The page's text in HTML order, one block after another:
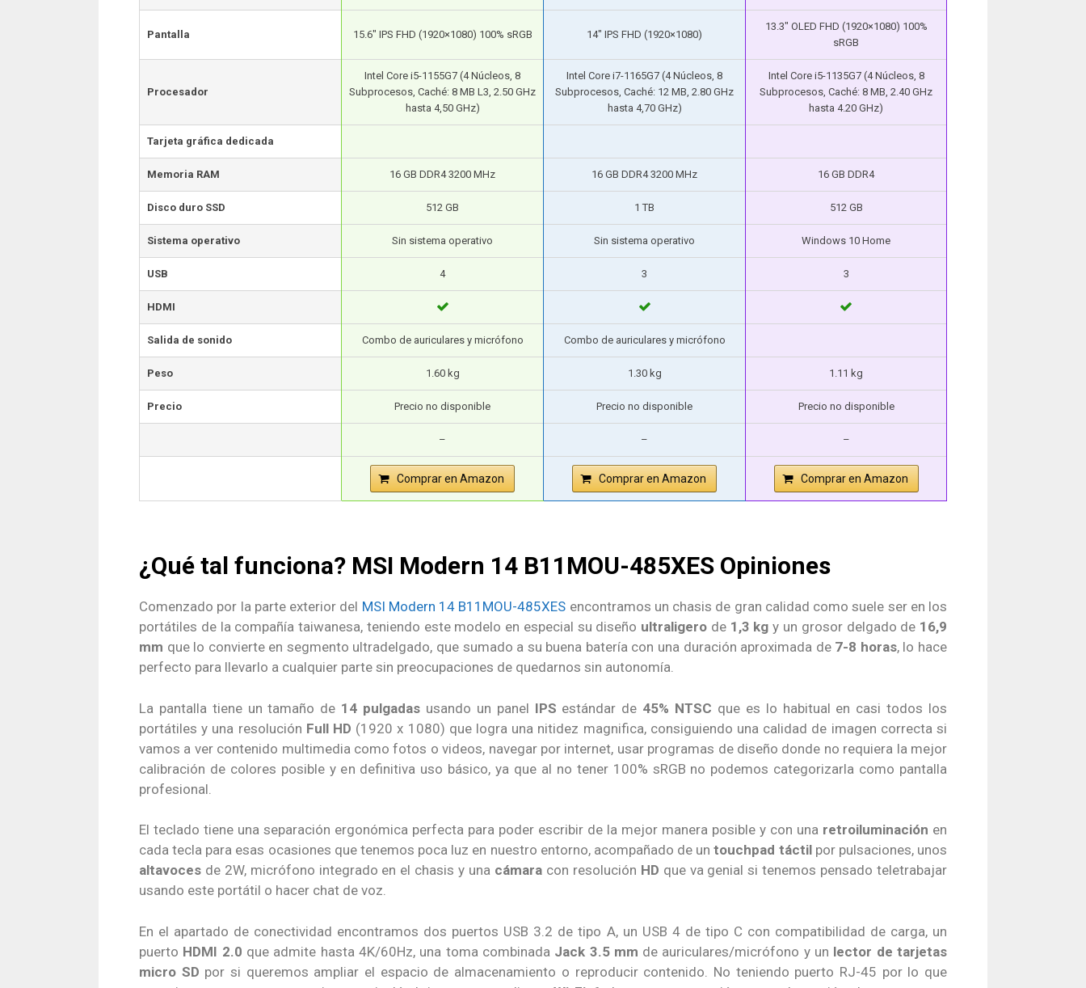
Pantalla 15.6″ IPS FHD (1920×1080) 100% sRGB 14″ IPS FHD (1920×1080)
13.3″ OLED FHD (1920×1080) 100%
sRGB
Procesador
Intel Core i5-1155G7 (4 Núcleos, 8
Subprocesos, Caché: 8 MB L3, 2.50 GHz
hasta 4,50 GHz)
Intel Core i7-1165G7 (4 Núcleos, 8
Subprocesos, Caché: 12 MB, 2.80 GHz
hasta 4,70 GHz)
Intel Core i5-1135G7 (4 Núcleos, 8
Subprocesos, Caché: 8 MB, 2.40 GHz
hasta 4.20 GHz)
Tarjeta gráfica dedicada
Memoria RAM 16 GB DDR4 3200 MHz 16 GB DDR4 3200 MHz 16 GB DDR4
Disco duro SSD 512 GB 1 TB 512 GB
Sistema operativo Sin sistema operativo Sin sistema operativo Windows 10 Home
USB 4 3 3
HDMI
Salida de sonido Combo de auriculares y micrófono Combo de auriculares y micrófono
Peso 1.60 kg 1.30 kg 1.11 kg
Precio Precio no disponible Precio no disponible Precio no disponible
– – –
Comprar en Amazon Comprar en Amazon Comprar en Amazon
¿Qué tal funciona? MSI Modern 14 B11MOU-485XES Opiniones
Comenzado por la parte exterior del MSI Modern 14 B11MOU-485XES encontramos un chasis de gran calidad como suele ser en los
portátiles de la compañía taiwanesa, teniendo este modelo en especial su diseño ultraligero de 1,3 kg y un grosor delgado de 16,9
mm que lo convierte en segmento ultradelgado, que sumado a su buena batería con una duración aproximada de 7-8 horas, lo hace
perfecto para llevarlo a cualquier parte sin preocupaciones de quedarnos sin autonomía.
La pantalla tiene un tamaño de 14 pulgadas usando un panel IPS estándar de 45% NTSC que es lo habitual en casi todos los
portátiles y una resolución Full HD (1920 x 1080) que logra una nitidez magnifica, consiguiendo una calidad de imagen correcta si
vamos a ver contenido multimedia como fotos o videos, navegar por internet, usar programas de diseño donde no requiera la mejor
calibración de colores posible y en definitiva uso básico, ya que al no tener 100% sRGB no podemos categorizarla como pantalla
profesional.
El teclado tiene una separación ergonómica perfecta para poder escribir de la mejor manera posible y con una retroiluminación en
cada tecla para esas ocasiones que tenemos poca luz en nuestro entorno, acompañado de untouchpad táctilpor pulsaciones, unos
altavoces de 2W, micrófono integrado en el chasis y una cámara con resolución HD que va genial si tenemos pensado teletrabajar
usando este portátil o hacer chat de voz.
En el apartado de conectividad encontramos dos puertos USB 3.2 de tipo A, un USB 4 de tipo C con compatibilidad de carga, un
puerto HDMI 2.0 que admite hasta 4K/60Hz, una toma combinada Jack 3.5 mm de auriculares/micrófono y un lector de tarjetas
micro SD por si queremos ampliar el espacio de almacenamiento o reproducir contenido. No teniendo puerto RJ-45 por lo que